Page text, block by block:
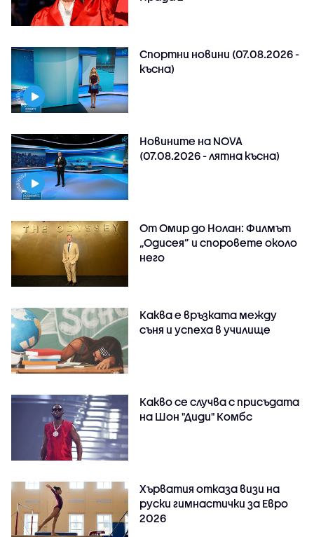
Спортни новини (07.08.2026 -
късна)
Новините на NOVA
(07.08.2026 - лятна късна)
От Омир до Нолан: Филмът
„Одисея” и споровете около
него
Каква е връзката между
съня и успеха в училище
Какво се случва с присъдата
на Шон "Диди" Комбс
Хърватия отказа визи на
руски гимнастички за Евро
2026